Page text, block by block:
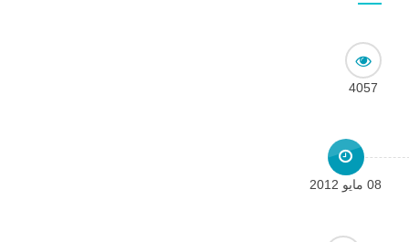
4057
08 مايو 2012